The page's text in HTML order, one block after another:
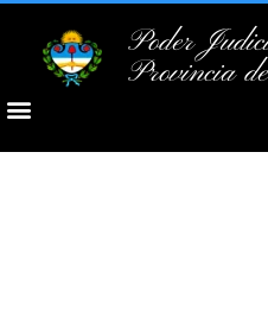
Poder
Provincia